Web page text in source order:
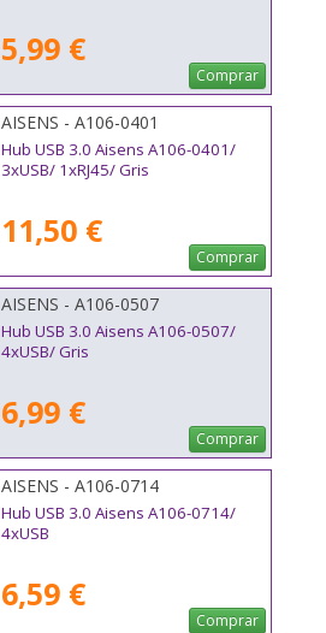
5,99 €
Comprar
AISENS - A106-0401
Hub USB 3.0 Aisens A106-0401/
3xUSB/ 1xRJ45/ Gris
11,50 €
Comprar
AISENS - A106-0507
Hub USB 3.0 Aisens A106-0507/
4xUSB/ Gris
6,99 €
Comprar
AISENS - A106-0714
Hub USB 3.0 Aisens A106-0714/
4xUSB
6,59 €
Comprar